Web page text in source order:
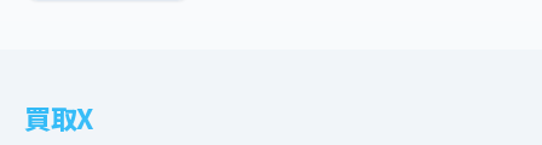
買取X